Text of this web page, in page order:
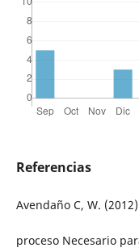
Referencias
Avendaño C, W.
proceso Necesario